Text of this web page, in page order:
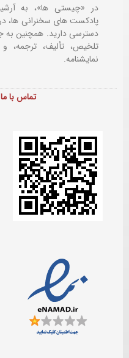
در «چیستی ها»، به
پادکست های سخنرانی ها،
دسترسی دارید. همچنین به
تلخیص، تألیف، ترجمه،
نمایشنامه.
تماس با ما